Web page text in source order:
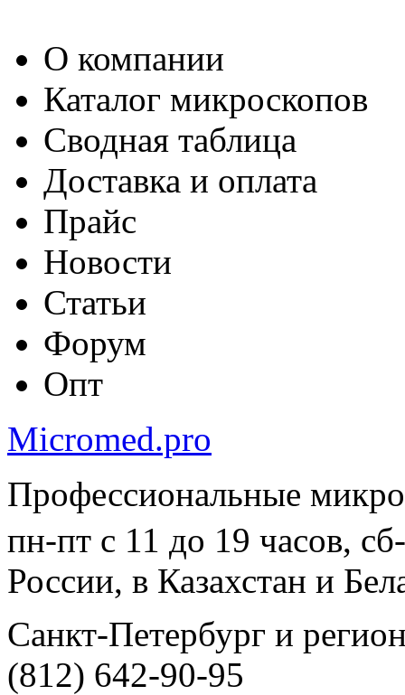
О компании
Каталог микроскопов
Сводная таблица
Доставка и оплата
Прайс
Новости
Статьи
Форум
Опт
Micromed.pro
Профессиональные
пн-пт с 11 до 19 часов,
России, в Казахстан и
Санкт-Петербург и
(812) 642-90-95